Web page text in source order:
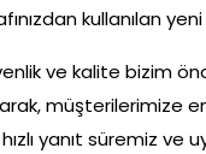
kullanılan
ve kalite bizim
müşterilerimize
yanıt süremiz ve